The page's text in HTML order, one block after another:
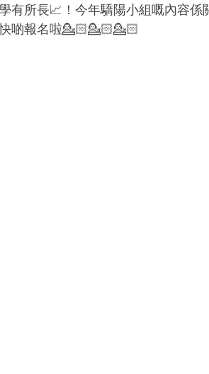
有所長📈！今年驕陽小組嘅內容
啲報名啦💁🏻💁🏻💁🏻